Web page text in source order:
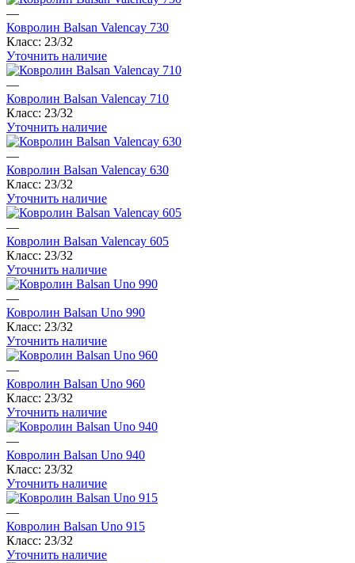
—
Ковролин Balsan Valencay 730
Класс: 23/32
Уточнить наличие
—
Ковролин Balsan Valencay 710
Класс: 23/32
Уточнить наличие
—
Ковролин Balsan Valencay 630
Класс: 23/32
Уточнить наличие
—
Ковролин Balsan Valencay 605
Класс: 23/32
Уточнить наличие
—
Ковролин Balsan Uno 990
Класс: 23/32
Уточнить наличие
—
Ковролин Balsan Uno 960
Класс: 23/32
Уточнить наличие
—
Ковролин Balsan Uno 940
Класс: 23/32
Уточнить наличие
—
Ковролин Balsan Uno 915
Класс: 23/32
Уточнить наличие